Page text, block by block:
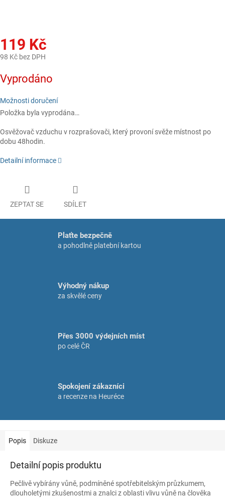
119 Kč
98 Kč bez DPH
cena:
Vyprodáno
Možnosti doručení
Položka byla vyprodána…
Osvěžovač vzduchu v rozprašovači, který provoní svěže místnost po
dobu 48hodin.
Detailní informace
ZEPTAT SE SDÍLET
Plaťte bezpečně
a pohodlně platební kartou
Výhodný nákup
za skvělé ceny
Přes 3000 výdejních míst
po celé ČR
Spokojení zákazníci
a recenze na Heuréce
Popis Diskuze
Detailní popis produktu
Pečlivě vybírány vůně, podmíněné spotřebitelským průzkumem,
dlouholetými zkušenostmi a znalci z oblasti vlivu vůně na člověka